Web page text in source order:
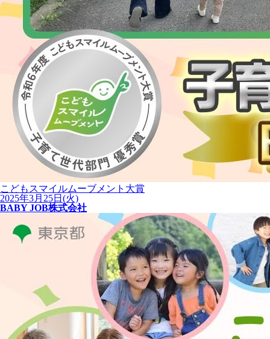
こどもスマイルムーブメント大賞
2025年3月25日(火)
BABY JOB株式会社